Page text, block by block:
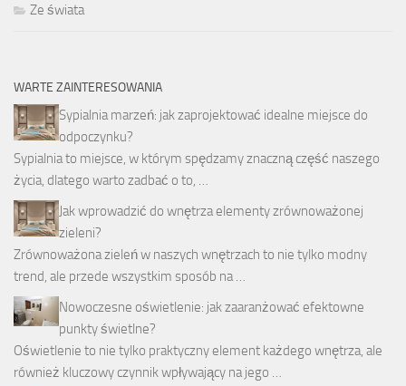
Ze świata
WARTE ZAINTERESOWANIA
Sypialnia marzeń: jak zaprojektować idealne miejsce do
odpoczynku?
Sypialnia to miejsce, w którym spędzamy znaczną część naszego
życia, dlatego warto zadbać o to, …
Jak wprowadzić do wnętrza elementy zrównoważonej
zieleni?
Zrównoważona zieleń w naszych wnętrzach to nie tylko modny
trend, ale przede wszystkim sposób na …
Nowoczesne oświetlenie: jak zaaranżować efektowne
punkty świetlne?
Oświetlenie to nie tylko praktyczny element każdego wnętrza, ale
również kluczowy czynnik wpływający na jego …